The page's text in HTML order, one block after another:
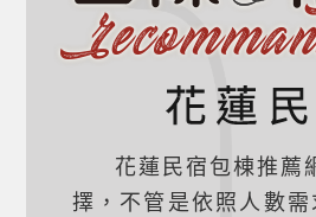
花蓮民宿包棟推薦
擇，不管是依照人數需